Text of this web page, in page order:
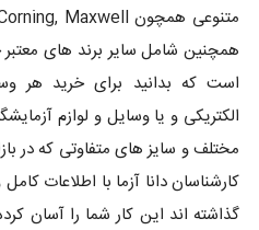
همچنین شامل سایر برند های
است که بدانید برای خرید هر
الکتریکی و یا وسایل و لوازم
مختلف و سایز های متفاوتی که در
کارشناسان دانا آزما با اطلاعات
گذاشته اند این کار شما را آسان